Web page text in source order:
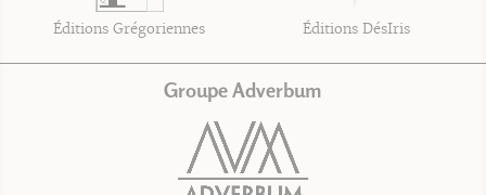
Éditions Grégoriennes Éditions DésIris
Groupe Adverbum